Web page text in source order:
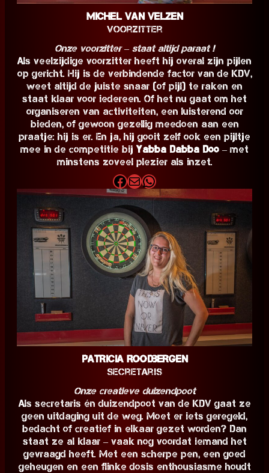
Michel van Velzen
Voorzitter
Onze voorzitter – staat altijd paraat !
Als veelzijdige voorzitter heeft hij overal zijn pijlen
op gericht. Hij is de verbindende factor van de KDV,
weet altijd de juiste snaar (of pijl) te raken en
staat klaar voor iedereen. Of het nu gaat om het
organiseren van activiteiten, een luisterend oor
bieden, of gewoon gezellig meedoen aan een
praatje: hij is er. En ja, hij gooit zelf ook een pijltje
mee in de competitie bij Yabba Dabba Doo – met
minstens zoveel plezier als inzet.
Facebook E-mail WhatsApp
Patricia Roodbergen
Secretaris
Onze creatieve duizendpoot
Als secretaris én duizendpoot van de KDV gaat ze
geen uitdaging uit de weg. Moet er iets geregeld,
bedacht of creatief in elkaar gezet worden? Dan
staat ze al klaar – vaak nog voordat iemand het
gevraagd heeft. Met een scherpe pen, een goed
geheugen en een flinke dosis enthousiasme houdt